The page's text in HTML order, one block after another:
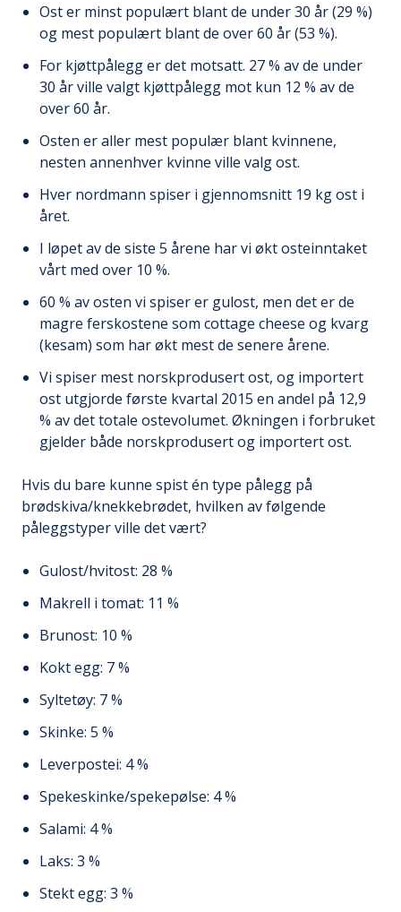
Ost er minst populært blant de under 30 år (29 %)
og mest populært blant de over 60 år (53 %).
For kjøttpålegg er det motsatt. 27 % av de under
30 år ville valgt kjøttpålegg mot kun 12 % av de
over 60 år.
Osten er aller mest populær blant kvinnene,
nesten annenhver kvinne ville valg ost.
Hver nordmann spiser i gjennomsnitt 19 kg ost i
året.
I løpet av de siste 5 årene har vi økt osteinntaket
vårt med over 10 %.
60 % av osten vi spiser er gulost, men det er de
magre ferskostene som cottage cheese og kvarg
(kesam) som har økt mest de senere årene.
Vi spiser mest norskprodusert ost, og importert
ost utgjorde første kvartal 2015 en andel på 12,9
% av det totale ostevolumet. Økningen i forbruket
gjelder både norskprodusert og importert ost.
Hvis du bare kunne spist én type pålegg på
brødskiva/knekkebrødet, hvilken av følgende
påleggstyper ville det vært?
Gulost/hvitost: 28 %
Makrell i tomat: 11 %
Brunost: 10 %
Kokt egg: 7 %
Syltetøy: 7 %
Skinke: 5 %
Leverpostei: 4 %
Spekeskinke/spekepølse: 4 %
Salami: 4 %
Laks: 3 %
Stekt egg: 3 %